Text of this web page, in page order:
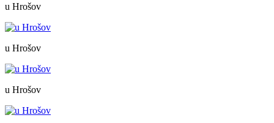
u Hrošov
u Hrošov
u Hrošov